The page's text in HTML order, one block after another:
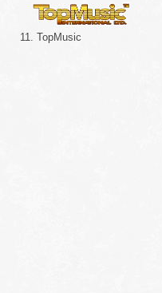
11. TopMusic